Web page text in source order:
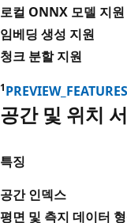
로컬 ONNX 모델 지원
임베딩 생성 지원
청크 분할 지원
1
공간 및 위치
특징
공간 인덱스
평면 및 측지 데이터